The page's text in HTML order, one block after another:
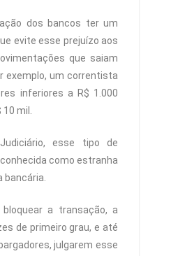
dos bancos ter um
evite esse prejuízo aos
que saiam
exemplo, um correntista
inferiores a R$ 1.000
mil.
esse tipo de
como estranha
bancária.
a transação, a
de primeiro grau, e até
julgarem esse